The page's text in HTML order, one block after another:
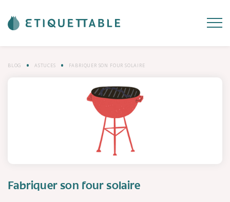
BLOG ASTUCES FABRIQUER SON FOUR SOLAIRE
Fabriquer son four solaire